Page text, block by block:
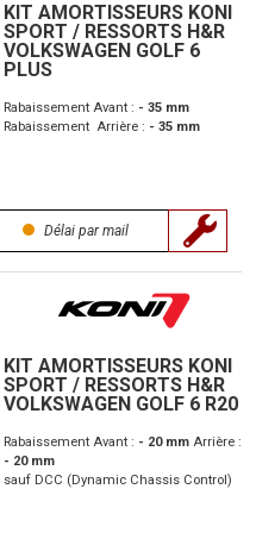
KIT AMORTISSEURS KONI
SPORT / RESSORTS H&R
VOLKSWAGEN GOLF 6
PLUS
Rabaissement Avant : - 35 mm
Rabaissement Arrière : - 35 mm
Délai par mail
KIT AMORTISSEURS KONI
SPORT / RESSORTS H&R
VOLKSWAGEN GOLF 6 R20
Rabaissement Avant : - 20 mm Arrière :
- 20 mm
sauf DCC (Dynamic Chassis Control)